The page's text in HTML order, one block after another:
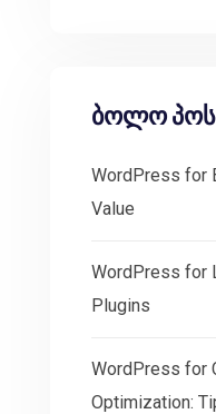
ბოლო
WordPress for
Value
WordPress for
Plugins
WordPress for
Optimization: